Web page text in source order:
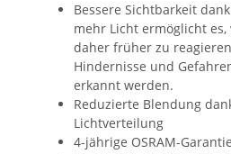
Bessere Sichtbarkeit
mehr Licht ermöglicht
daher früher zu
Hindernisse und
erkannt werden.
Reduzierte Blendung
Lichtverteilung
4-jährige OSRAM-Garantie